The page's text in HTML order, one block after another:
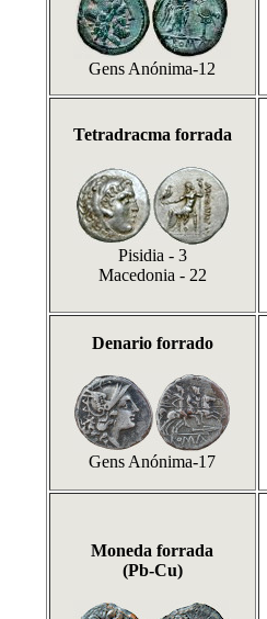
Gens Anónima-12
Tetradracma forrada
Pisidia - 3
Macedonia - 22
Denario forrado
Gens Anónima-17
Moneda forrada
(Pb-Cu)